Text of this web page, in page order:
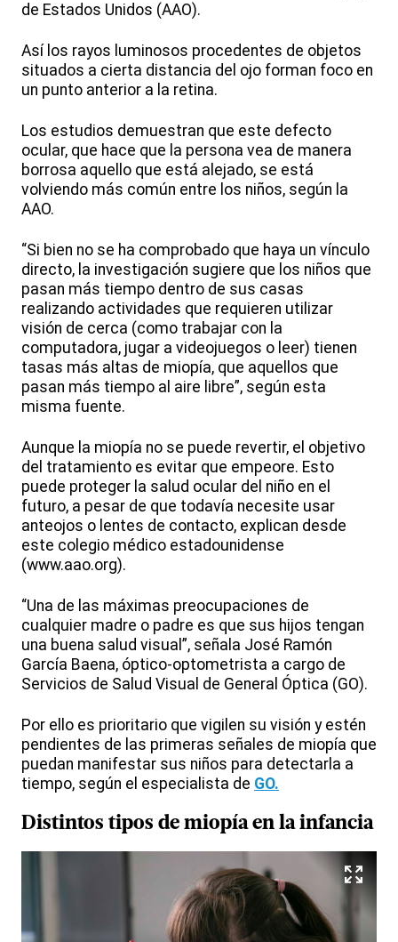
de Estados Unidos (AAO).
Así los rayos luminosos procedentes de objetos
situados a cierta distancia del ojo forman foco en
un punto anterior a la retina.
Los estudios demuestran que este defecto
ocular, que hace que la persona vea de manera
borrosa aquello que está alejado, se está
volviendo más común entre los niños, según la
AAO.
“Si bien no se ha comprobado que haya un vínculo
directo, la investigación sugiere que los niños que
pasan más tiempo dentro de sus casas
realizando actividades que requieren utilizar
visión de cerca (como trabajar con la
computadora, jugar a videojuegos o leer) tienen
tasas más altas de miopía, que aquellos que
pasan más tiempo al aire libre”, según esta
misma fuente.
Aunque la miopía no se puede revertir, el objetivo
del tratamiento es evitar que empeore. Esto
puede proteger la salud ocular del niño en el
futuro, a pesar de que todavía necesite usar
anteojos o lentes de contacto, explican desde
este colegio médico estadounidense
(www.aao.org).
“Una de las máximas preocupaciones de
cualquier madre o padre es que sus hijos tengan
una buena salud visual”, señala José Ramón
García Baena, óptico-optometrista a cargo de
Servicios de Salud Visual de General Óptica (GO).
Por ello es prioritario que vigilen su visión y estén
pendientes de las primeras señales de miopía que
puedan manifestar sus niños para detectarla a
tiempo, según el especialista de GO.
Distintos tipos de miopía en la infancia